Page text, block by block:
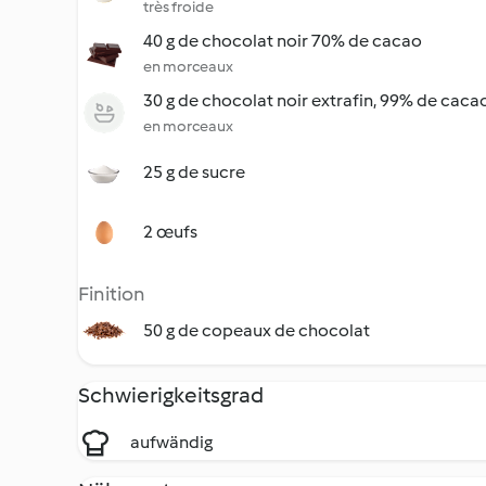
très froide
40 g de chocolat noir 70% de cacao
en morceaux
30 g de chocolat noir extrafin, 99% de
en morceaux
25 g de sucre
2 œufs
Finition
50 g de copeaux de chocolat
Schwierigkeitsgrad
aufwändig